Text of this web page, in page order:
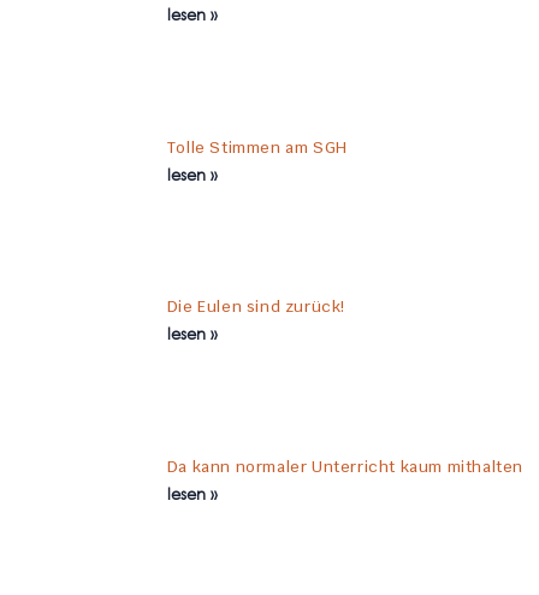
lesen »
Tolle Stimmen am SGH
lesen »
Die Eulen sind zurück!
lesen »
Da kann normaler Unterricht kaum mithalten
lesen »